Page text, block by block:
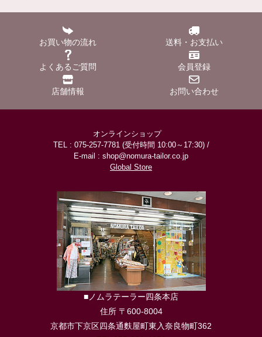
お買い物の流れ 送料・お支払い
よくあるご質問 会員登録
店舗情報 お問い合わせ
オンラインショップ
TEL : 075-257-7781 (受付時間 10:00～17:30) /
E-mail : shop@nomura-tailor.co.jp
Global Store
■ノムラテーラー四条本店
住所 〒600-8004
京都市下京区四条通麩屋町東入奈良物町362